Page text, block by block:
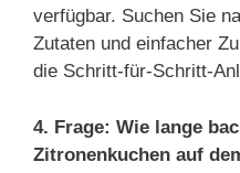
verfügbar. Suchen Sie
Zutaten und einfacher
die Schritt-für-Schritt-
4. Frage: Wie lange
Zitronenkuchen auf